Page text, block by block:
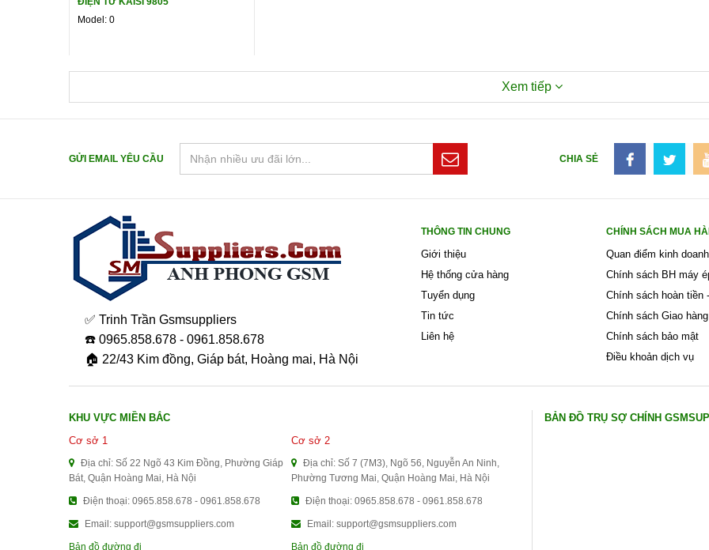
Xem chi tiết
Model: 0
Xem tiếp
GỬI EMAIL YÊU CẦU CHIA SẺ
✅ Trinh Trần Gsmsuppliers
☎️ 0965.858.678 - 0961.858.678
🏠 22/43 Kim đồng, Giáp bát, Hoàng mai, Hà Nội
THÔNG TIN CHUNG
Giới thiệu
Hệ thống cửa hàng
Tuyển dụng
Tin tức
Liên hệ
CHÍNH SÁCH MUA
Quan điểm kinh doanh
Chính sách BH máy
Chính sách hoàn tiền
Chính sách Giao hàng
Chính sách bảo mật
Điều khoản dịch vụ
KHU VỰC MIỀN BẮC
Cơ sở 1
Địa chỉ: Số 22 Ngõ 43 Kim Đồng, Phường Giáp
Bát, Quận Hoàng Mai, Hà Nội
Điện thoại: 0965.858.678 - 0961.858.678
Email: support@gsmsuppliers.com
Bản đồ đường đi
Cơ sở 2
Địa chỉ: Số 7 (7M3), Ngõ 56, Nguyễn An Ninh,
Phường Tương Mai, Quận Hoàng Mai, Hà Nội
Điện thoại: 0965.858.678 - 0961.858.678
Email: support@gsmsuppliers.com
Bản đồ đường đi
BẢN ĐỒ TRỤ SỢ CHÍNH